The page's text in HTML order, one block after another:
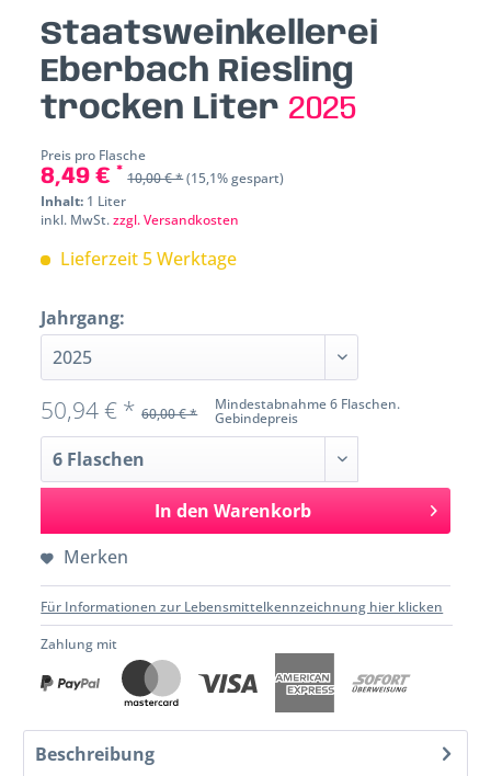
Staatsweinkellerei
Eberbach Riesling
trocken Liter 2025
Preis pro Flasche
8,49 € * 10,00 € *(15,1% gespart)
Inhalt: 1 Liter
inkl. MwSt.zzgl. Versandkosten
Lieferzeit 5 Werktage
Jahrgang:
Mindestabnahme 6 Flaschen.
Gebindepreis
50,94 € * 60,00 € *
In den Warenkorb
Merken
Für Informationen zur Lebensmittelkennzeichnung hier klicken
Zahlung mit
Beschreibung